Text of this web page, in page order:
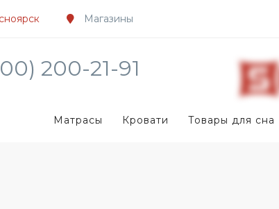
Магазины
200-21-91
Матрасы Кровати Товары для сна